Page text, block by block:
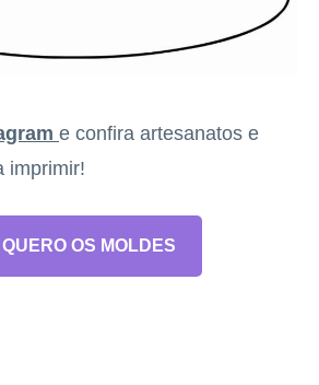
e confira artesanatos e
imprimir!
QUERO OS MOLDES